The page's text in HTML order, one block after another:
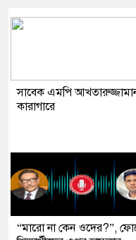
সাবেক এমপি
কারাগারে
“মারো না কেন ওদের?”,